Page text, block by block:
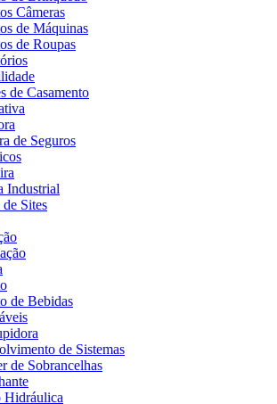
Câmeras
de Máquinas
de Roupas
de Casamento
de Seguros
Industrial
Sites
de Bebidas
de Sistemas
de Sobrancelhas
Hidráulica